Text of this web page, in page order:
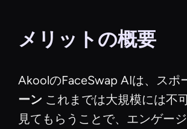
メリットの概要
AkoolのFaceSwap AIは、スポ
ーン これまでは大規模には不
見てもらうことで、エンゲー